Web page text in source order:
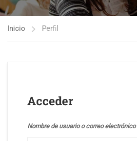
Inicio Perfil
Acceder
Nombre de usuario o correo electrónico